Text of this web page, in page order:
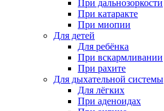
При дальнозоркости
При катаракте
При миопии
Для детей
Для ребёнка
При вскармливании
При рахите
Для дыхательной системы
Для лёгких
При аденоидах